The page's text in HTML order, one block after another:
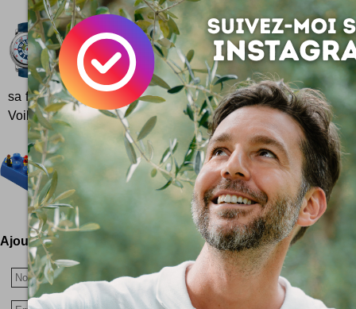
Montres pour enfants Mademoiselle Anne
Hectorine, Sam et Marcelin : de biens gentils
d'aventure pour apprendre à lire l'heure ! Lundi
sa femme et le petit prince, sont venus chez moi, pour me
Voilà ...
Bougies Lego
Des bougies en forme de briques Lego.
bonshommes Lego, hein. Par ici.
Ajoutez votre avis !